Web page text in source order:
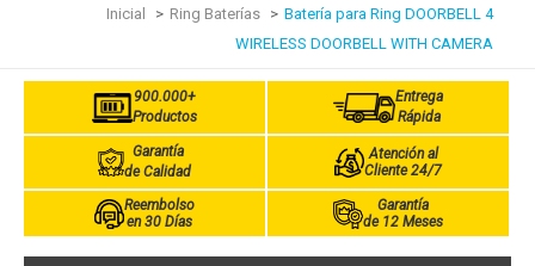
Inicial Ring Baterías
Batería para Ring DOORBELL 4
WIRELESS DOORBELL WITH CAMERA
900.000+
Productos
Entrega
Rápida
Garantía
de Calidad
Atención al
Cliente 24/7
Reembolso
en 30 Días
Garantía
de 12 Meses